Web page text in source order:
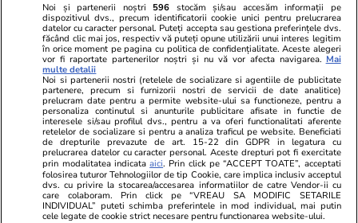
PARTENERI
Noi și partenerii noștri 596 stocăm și/sau accesăm informații pe
dispozitivul dvs., precum identificatorii cookie unici pentru prelucrarea
datelor cu caracter personal. Puteți accepta sau gestiona preferințele dvs.
făcând clic mai jos, respectiv vă puteți opune utilizării unui interes legitim
în orice moment pe pagina cu politica de confidențialitate. Aceste alegeri
vor fi raportate partenerilor noștri și nu vă vor afecta navigarea. Mai
multe detalii
Noi si partenerii nostri (retelele de socializare si agentiile de publicitate
partenere, precum si furnizorii nostri de servicii de date analitice)
prelucram date pentru a permite website-ului sa functioneze, pentru a
personaliza continutul si anunturile publicitare afisate in functie de
interesele si/sau profilul dvs., pentru a va oferi functionalitati aferente
retelelor de socializare si pentru a analiza traficul pe website. Beneficiati
de drepturile prevazute de art. 15-22 din GDPR in legatura cu
prelucrarea datelor cu caracter personal. Aceste drepturi pot fi exercitate
prin modalitatea indicataaici. Prin click pe “ACCEPT TOATE”, acceptati
folosirea tuturor Tehnologiilor de tip Cookie, care implica inclusiv acceptul
dvs. cu privire la stocarea/accesarea informatiilor de catre Vendor-ii cu
care colaboram. Prin click pe “VREAU SA MODIFIC SETARILE
INDIVIDUAL” puteti schimba preferintele in mod individual, mai putin
cele legate de cookie strict necesare pentru functionarea website-ului.